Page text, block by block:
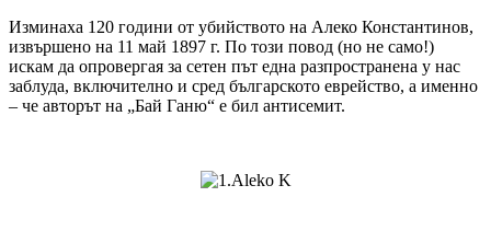
Изминаха 120 години от убийството на Алеко Константинов,
извършено на 11 май 1897 г. По този повод (но не само!)
искам да опровергая за сетен път една разпространена у нас
заблуда, включително и сред българското еврейство, а именно
– че авторът на „Бай Ганю“ е бил антисемит.